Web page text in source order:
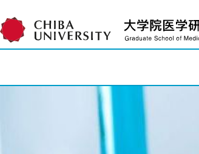
Home